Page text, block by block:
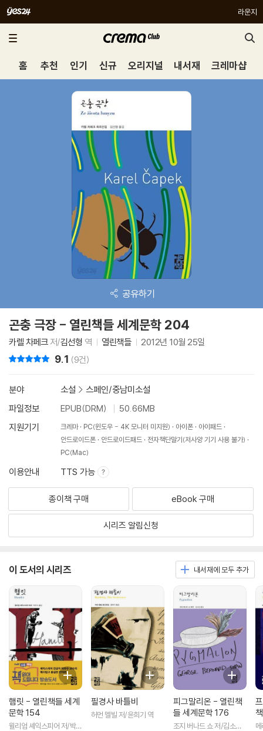
라운지
홈 추천 인기 신규 오리지널 내서재 크레마샵
공유하기
곤충 극장 - 열린책들 세계문학 204
카렐 차페크저/김선형 역 열린책들 2012년 10월 25일
9.1 (9건)
분야 소설 > 스페인/중남미소설
파일정보
EPUB(DRM)
50.66MB
지원기기
크레마 PC(윈도우 - 4K 모니터 미지원) 아이폰
아이패드
안드로이드폰
안드로이드패드
전자책단말기(저사양 기기 사용 불가)
PC(Mac)
이용안내 TTS 가능
종이책 구매 eBook 구매
시리즈 알림신청
이 도서의 시리즈 내서재에 모두 추가
햄릿 - 열린책들 세계
문학 154
윌리엄 셰익스피어 저/박우
필경사 바틀비
허먼 멜빌 저/윤희기 역
피그말리온 - 열린책
들 세계문학 176
조지 버나드 쇼 저/김소임